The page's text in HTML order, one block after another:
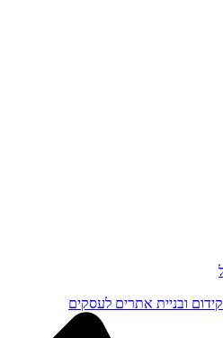
קידום ובניית אתרים לעסקים